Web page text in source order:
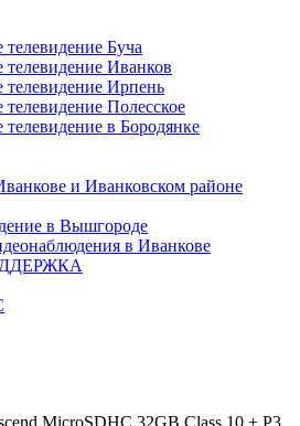
Буча
телевидение Иванков
телевидение Ирпень
Полесское
в Бородянке
и Иванковском районе
в Вышгороде
в Иванкове
MicroSDHC 32GB Class 10 + P3